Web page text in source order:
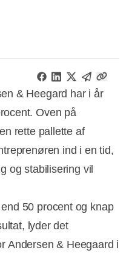
& Heegard har i år
Oven på
rette pallette af
ind i en tid,
og stabilisering vil
50 procent og knap
lyder det
Andersen & Heegaard i